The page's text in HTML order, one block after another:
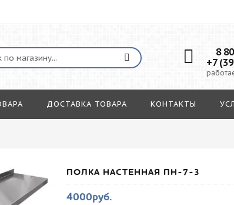
8
+7
ДОСТАВКА ТОВАРА КОНТАКТЫ
ПОЛКА НАСТЕННАЯ ПН-7-3
4000руб.